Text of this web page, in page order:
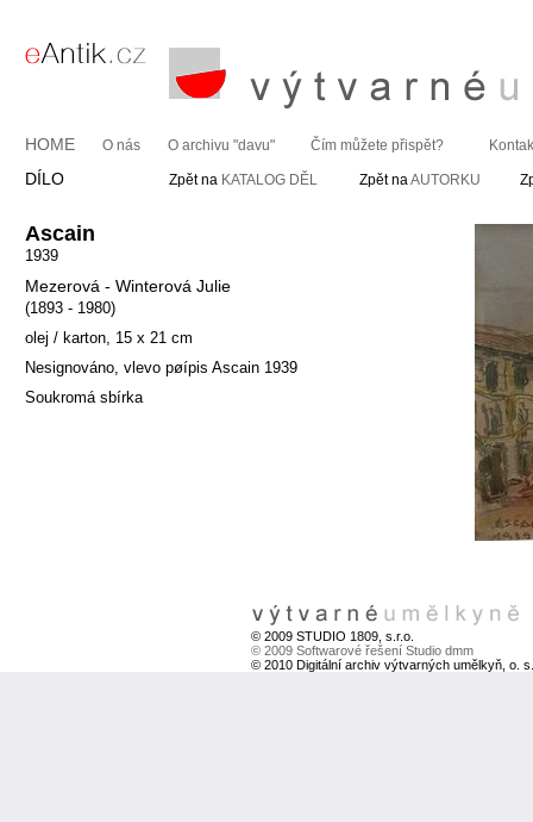
HOME O nás O archivu "davu" Čím můžete přispět?
DÍLO Zpět na KATALOG DĚL Zpět naAUTORKU
Ascain
1939
Mezerová - Winterová Julie
(1893 - 1980)
olej / karton, 15 x 21 cm
Nesignováno, vlevo pøípis Ascain 1939
Soukromá sbírka
© 2009 STUDIO 1809, s.r.o.
© 2009 Softwarové řešení Studio dmm
© 2010 Digitální archiv výtvarných umělkyň, o. s.